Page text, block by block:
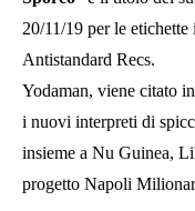
20/11/19 per le
Antistandard Recs.
Yodaman, viene citato
i nuovi interpreti di
insieme a Nu Guinea,
progetto Napoli